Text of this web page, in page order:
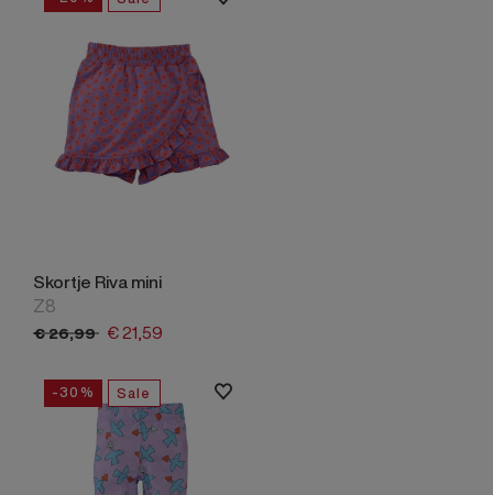
Skortje Riva mini
Z8
€26,99 €21,59
-30% Sale